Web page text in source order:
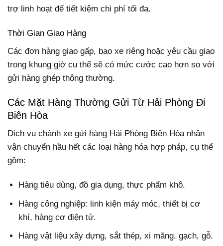
trợ linh hoạt để tiết kiệm chi phí tối đa.
Thời Gian Giao Hàng
Các đơn hàng giao gấp, bao xe riêng hoặc yêu cầu giao
trong khung giờ cụ thể sẽ có mức cước cao hơn so với
gửi hàng ghép thông thường.
Các Mặt Hàng Thường Gửi Từ Hải Phòng Đi
Biên Hòa
Dịch vụ chành xe gửi hàng Hải Phòng Biên Hòa nhận
vận chuyển hầu hết các loại hàng hóa hợp pháp, cụ thể
gồm:
Hàng tiêu dùng, đồ gia dụng, thực phẩm khô.
Hàng công nghiệp: linh kiện máy móc, thiết bị cơ
khí, hàng cơ điện tử.
Hàng vật liệu xây dựng, sắt thép, xi măng, gạch, gỗ.